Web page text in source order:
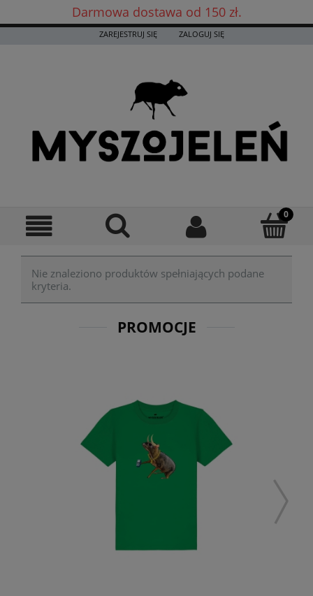
Darmowa dostawa od 150 zł.
Darmowa dostawa już od 150 zł! ✨
ZAREJESTRUJ SIĘ ZALOGUJ SIĘ
Nie znaleziono produktów spełniających podane
kryteria.
PROMOCJE